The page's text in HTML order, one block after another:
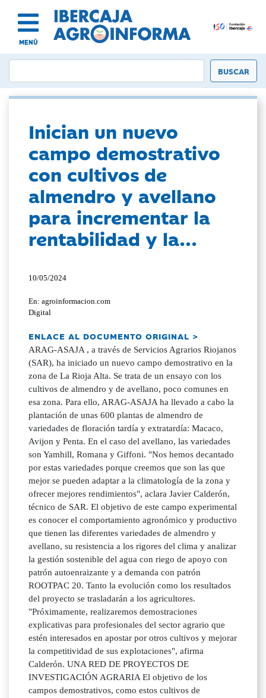
MENÚ
Inician un nuevo
campo demostrativo
con cultivos de
almendro y avellano
para incrementar la
rentabilidad y la...
10/05/2024
En: agroinformacion.com
Digital
ENLACE AL DOCUMENTO ORIGINAL >
ARAG-ASAJA , a través de Servicios Agrarios Riojanos
(SAR), ha iniciado un nuevo campo demostrativo en la
zona de La Rioja Alta. Se trata de un ensayo con los
cultivos de almendro y de avellano, poco comunes en
esa zona. Para ello, ARAG-ASAJA ha llevado a cabo la
plantación de unas 600 plantas de almendro de
variedades de floración tardía y extratardía: Macaco,
Avijon y Penta. En el caso del avellano, las variedades
son Yamhill, Romana y Giffoni. "Nos hemos decantado
por estas variedades porque creemos que son las que
mejor se pueden adaptar a la climatología de la zona y
ofrecer mejores rendimientos", aclara Javier Calderón,
técnico de SAR. El objetivo de este campo experimental
es conocer el comportamiento agronómico y productivo
que tienen las diferentes variedades de almendro y
avellano, su resistencia a los rigores del clima y analizar
la gestión sostenible del agua con riego de apoyo con
patrón autoenraizante y a demanda con patrón
ROOTPAC 20. Tanto la evolución como los resultados
del proyecto se trasladarán a los agricultores.
"Próximamente, realizaremos demostraciones
explicativas para profesionales del sector agrario que
estén interesados en apostar por otros cultivos y mejorar
la competitividad de sus explotaciones", afirma
Calderón. UNA RED DE PROYECTOS DE
INVESTIGACIÓN AGRARIA El objetivo de los
campos demostrativos, como estos cultivos de